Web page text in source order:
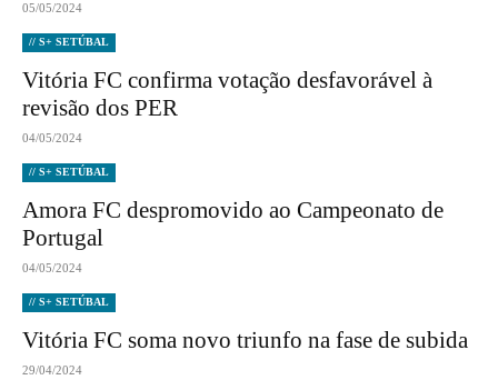
05/05/2024
// S+ SETÚBAL
Vitória FC confirma votação desfavorável à
revisão dos PER
04/05/2024
// S+ SETÚBAL
Amora FC despromovido ao Campeonato de
Portugal
04/05/2024
// S+ SETÚBAL
Vitória FC soma novo triunfo na fase de subida
29/04/2024